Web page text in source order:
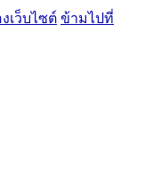
เว็บไซต์ ข้ามไปที่